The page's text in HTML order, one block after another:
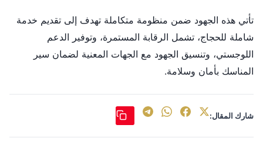
تأتي هذه الجهود ضمن منظومة متكاملة تهدف إلى تقديم خدمة
شاملة للحجاج، تشمل الرقابة المستمرة، وتوفير الدعم
اللوجستي، وتنسيق الجهود مع الجهات المعنية لضمان سير
المناسك بأمان وسلامة.
شارك المقال: